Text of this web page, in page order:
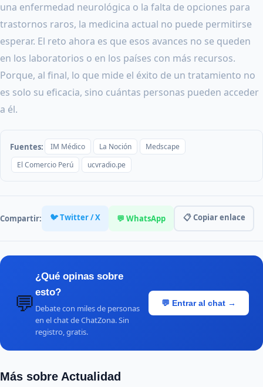
una enfermedad neurológica o la falta de opciones para
trastornos raros, la medicina actual no puede permitirse
esperar. El reto ahora es que esos avances no se queden
en los laboratorios o en los países con más recursos.
Porque, al final, lo que mide el éxito de un tratamiento no
es solo su eficacia, sino cuántas personas pueden acceder
a él.
Fuentes: IM Médico La Noción
Medscape
El Comercio Perú
ucvradio.pe
Compartir: 🐦 Twitter / X 💬 WhatsApp 📋 Copiar enlace
💬
¿Qué opinas sobre
esto?
Debate con miles de personas
en el chat de ChatZona. Sin
registro, gratis.
💬 Entrar al chat →
Más sobre Actualidad